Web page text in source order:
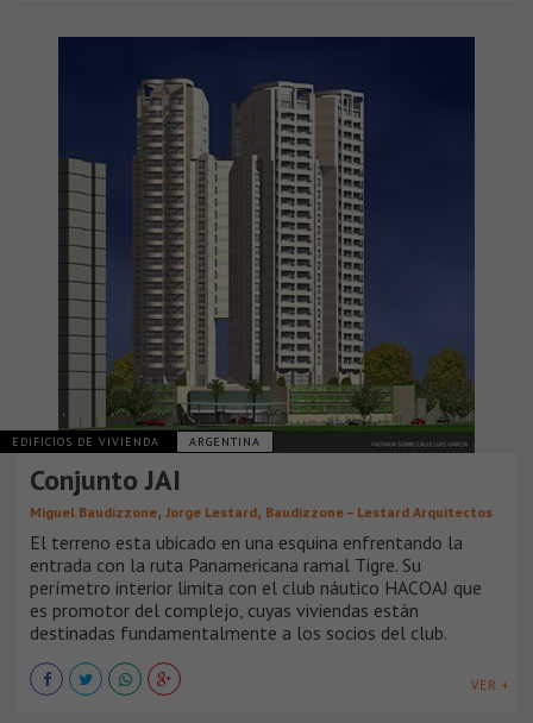
EDIFICIOS DE VIVIENDA ARGENTINA
Conjunto JAI
Miguel Baudizzone, Jorge Lestard, Baudizzone – Lestard Arquitectos
El terreno esta ubicado en una esquina enfrentando la
entrada con la ruta Panamericana ramal Tigre. Su
perímetro interior limita con el club náutico HACOAJ que
es promotor del complejo, cuyas viviendas están
destinadas fundamentalmente a los socios del club.
VER +